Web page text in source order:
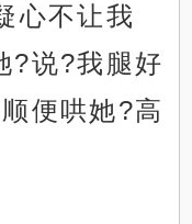
心不让我
?说?我腿好
便哄她?高